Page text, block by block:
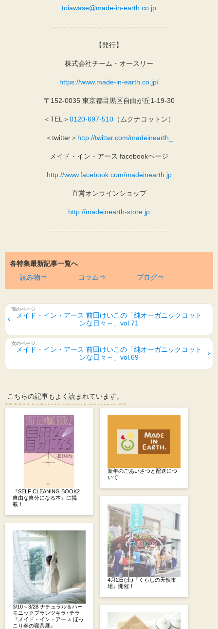
toiawase@made-in-earth.co.jp
– – – – – – – – – – – – – – – – – – – –
【発行】
株式会社チーム・オースリー
https://www.made-in-earth.co.jp/
〒152-0035 東京都目黒区自由が丘1-19-30
＜TEL＞0120-697-510 （ムクナコットン）
＜twitter＞ http://twitter.com/madeinearth_
メイド・イン・アース facebookページ
http://www.facebook.com/madeinearth.jp
直営オンラインショップ
http://madeinearth-store.jp
– – – – – – – – – – – – – – – – – – – – –
各特集最新記事一覧へ
読み物⇒
コラム⇒ ブログ⇒
メイド・イン・アース 前田けいこの「純オーガニックコット
ンな日々～」vol.71
メイド・イン・アース 前田けいこの「純オーガニックコット
ンな日々～」vol.69
こちらの記事もよく読まれています。
『SELF CLEANING BOOK2
自由な自分になる本』に掲
載！
3/10～3/28 ナチュラル＆ハー
モニックプランツキラ･テラ
『メイド・イン・アース ほっ
こり春の寝具展』
新年のごあいさつと配送につ
いて
4月2日(土)『くらしの天然市
場』開催！